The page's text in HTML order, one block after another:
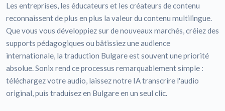
Les entreprises, les éducateurs et les créateurs de contenu
reconnaissent de plus en plus la valeur du contenu multilingue.
Que vous vous développiez sur de nouveaux marchés, créiez des
supports pédagogiques ou bâtissiez une audience
internationale, la traduction Bulgare est souvent une priorité
absolue. Sonix rend ce processus remarquablement simple :
téléchargez votre audio, laissez notre IA transcrire l'audio
original, puis traduisez en Bulgare en un seul clic.